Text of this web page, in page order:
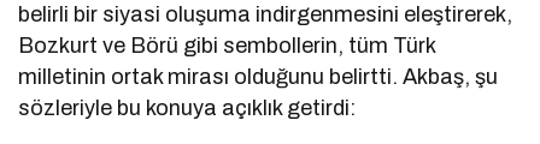
belirli bir siyasi oluşuma indirgenmesini eleştirerek,
Bozkurt ve Börü gibi sembollerin, tüm Türk
milletinin ortak mirası olduğunu belirtti. Akbaş, şu
sözleriyle bu konuya açıklık getirdi: